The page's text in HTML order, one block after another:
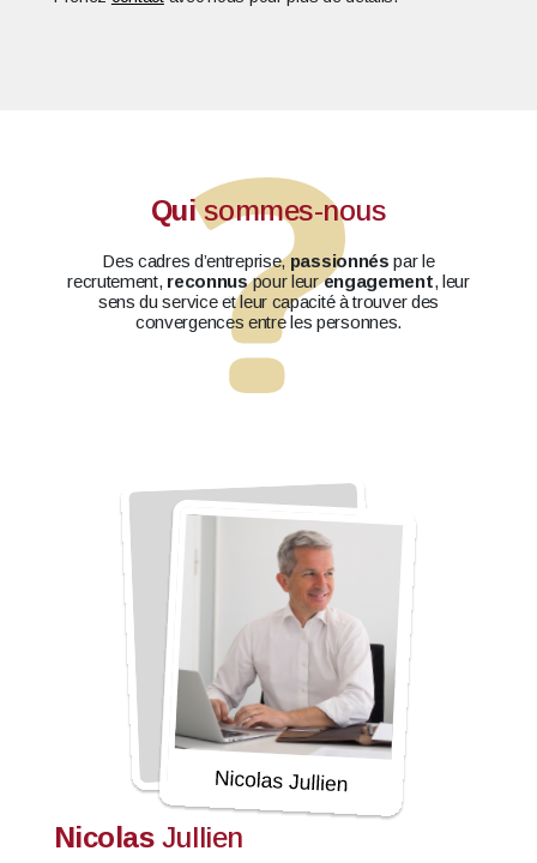
Quisommes-nous
Des cadres d’entreprise,passionnés par le
recrutement, reconnuspour leurengagement, leur
sens du service et leur capacité à trouver des
convergences entre les personnes.
NicolasJullien